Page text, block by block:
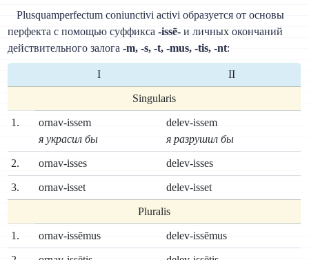
Plusquamperfectum coniunctivi activi образуется от основы
перфекта с помощью суффикса-issē- и личных окончаний
действительного залога-m, -s, -t, -mus, -tis, -nt:
I II
Singularis
1.
ornav-issem
я украсил бы
delev-issem
я разрушил бы
2. ornav-isses delev-isses
3. ornav-isset delev-isset
Pluralis
1. ornav-issēmus delev-issēmus